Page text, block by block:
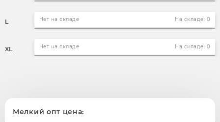
L Нет на складе На складе: 0
XL Нет на складе На складе: 0
Мелкий опт цена: